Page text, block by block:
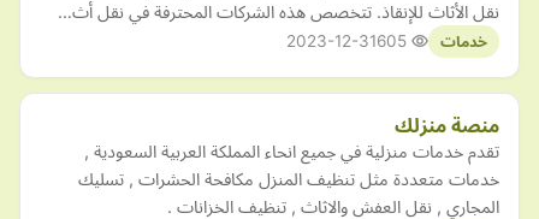
نقل الأثاث للإنقاذ. تتخصص هذه الشركات المحترفة في نقل أث…
خدمات 2023-12-31
منصة منزلك
تقدم خدمات منزلية في جميع انحاء المملكة العربية السعودية ,
خدمات متعددة مثل تنظيف المنزل مكافحة الحشرات , تسليك
المجاري , نقل العفش والاثاث , تنظيف الخزانات .